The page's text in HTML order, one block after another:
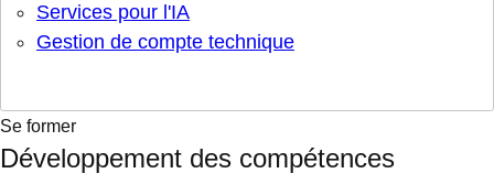
Services pour l'IA
Gestion de compte technique
Se former
Développement des compétences